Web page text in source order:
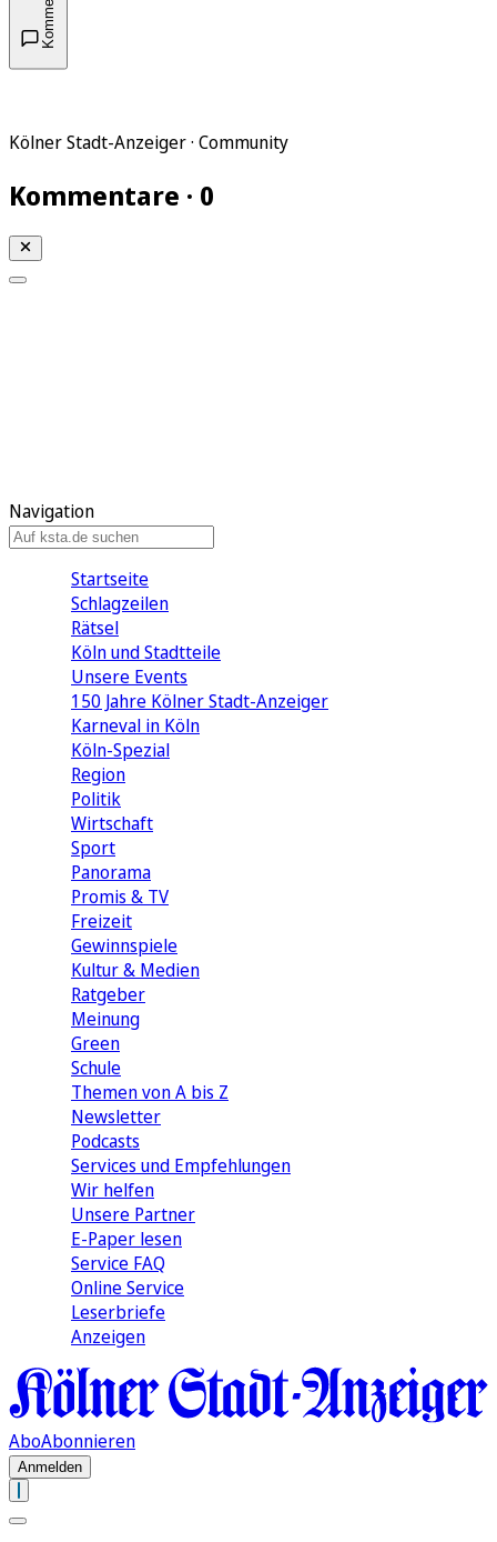
Kölner Stadt-Anzeiger · Community
Kommentare · 0
Navigation
Startseite
Schlagzeilen
Rätsel
Köln und Stadtteile
Unsere Events
150 Jahre Kölner Stadt-Anzeiger
Karneval in Köln
Köln-Spezial
Region
Politik
Wirtschaft
Sport
Panorama
Promis & TV
Freizeit
Gewinnspiele
Kultur & Medien
Ratgeber
Meinung
Green
Schule
Themen von A bis Z
Newsletter
Podcasts
Services und Empfehlungen
Wir helfen
Unsere Partner
E-Paper lesen
Service FAQ
Online Service
Leserbriefe
Anzeigen
AboAbonnieren
Anmelden